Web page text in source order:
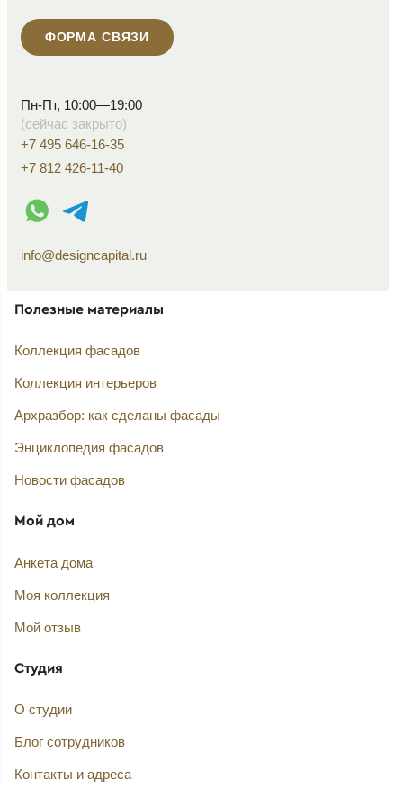
ФОРМА СВЯЗИ
Пн-Пт, 10:00—19:00
(сейчас закрыто)
+7 495 646-16-35
+7 812 426-11-40
WhatsApp контакт
Telegram контакт
info@designcapital.ru
Полезные материалы
Коллекция фасадов
Коллекция интерьеров
Архразбор: как сделаны фасады
Энциклопедия фасадов
Новости фасадов
Мой дом
Анкета дома
Моя коллекция
Мой отзыв
Студия
О студии
Блог сотрудников
Контакты и адреса